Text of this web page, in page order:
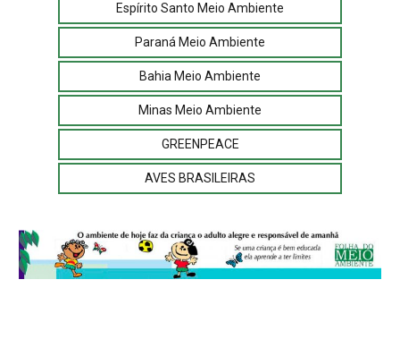
Espírito Santo Meio Ambiente
Paraná Meio Ambiente
Bahia Meio Ambiente
Minas Meio Ambiente
GREENPEACE
AVES BRASILEIRAS